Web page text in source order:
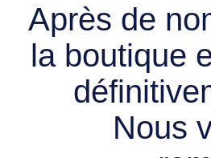
Après de
la boutique
Nous